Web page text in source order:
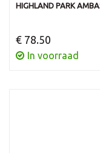
HIGHLAND PARK
€ 78.50
In voorraad